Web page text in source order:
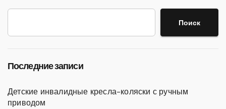
A
p
a
m
kl
a
в
и Поиск
Последние записи
Детские инвалидные кресла-коляски с ручным
приводом